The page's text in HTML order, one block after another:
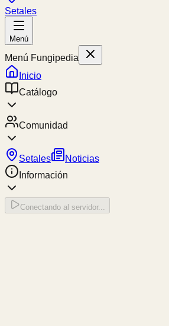
Setales
Menú
Menú Fungipedia
Inicio
Catálogo
Comunidad
Setales
Noticias
Información
Conectando al servidor...